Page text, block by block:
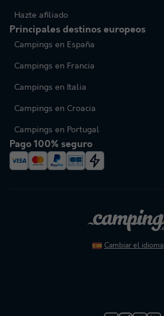
Hazte afiliado
Principales destinos europeos
Campings en España
Campings en Francia
Campings en Italia
Campings en Croacia
Campings en Portugal
Pago 100% seguro
Cambiar el idioma